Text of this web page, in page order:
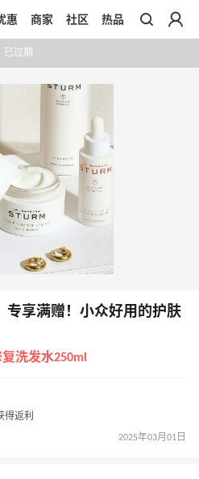
惠 商家 社区 热品
已过期
专享满赠！小众好用的护肤
洗发水250ml
得返利
2025年03月01日